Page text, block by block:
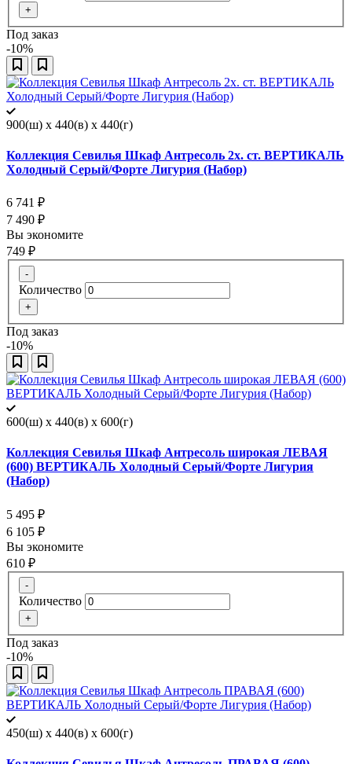
+
Под заказ
-10%
900(ш) x 440(в) x 440(г)
Коллекция Севилья Шкаф Антресоль 2х. ст. ВЕРТИКАЛЬ
Холодный Серый/Форте Лигурия (Набор)
6 741 ₽
7 490 ₽
Вы экономите
749 ₽
-
Количество
+
Под заказ
-10%
600(ш) x 440(в) x 600(г)
Коллекция Севилья Шкаф Антресоль широкая ЛЕВАЯ
(600) ВЕРТИКАЛЬ Холодный Серый/Форте Лигурия
(Набор)
5 495 ₽
6 105 ₽
Вы экономите
610 ₽
-
Количество
+
Под заказ
-10%
450(ш) x 440(в) x 600(г)